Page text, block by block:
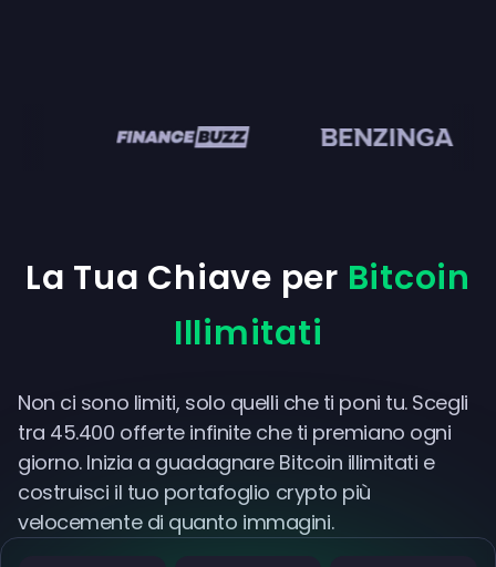
La Tua Chiave per Bitcoin
Illimitati
Non ci sono limiti, solo quelli che ti poni tu. Scegli
tra 45.400 offerte infinite che ti premiano ogni
giorno. Inizia a guadagnare Bitcoin illimitati e
costruisci il tuo portafoglio crypto più
velocemente di quanto immagini.